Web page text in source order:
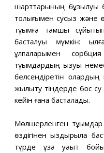
шарттарының бұзылуы
толығымен сусыз және
тұқымға тамшы
басталуы мүмкін:
ұлпаларымен
тұқымдардың қызуы
белсендіретін олардың
жылыту тіндерде бос су
кейін ғана басталады.
Мөлшерленген
өздігінен қыздырыла
түрде ұзақ уақыт